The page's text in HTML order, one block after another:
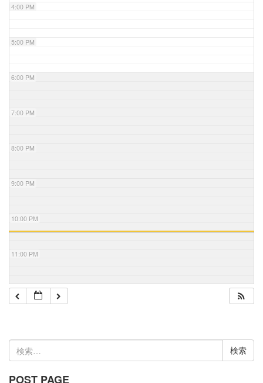
4:00 PM
5:00 PM
6:00 PM
7:00 PM
8:00 PM
9:00 PM
10:00 PM
11:00 PM
検
索:
POST PAGE